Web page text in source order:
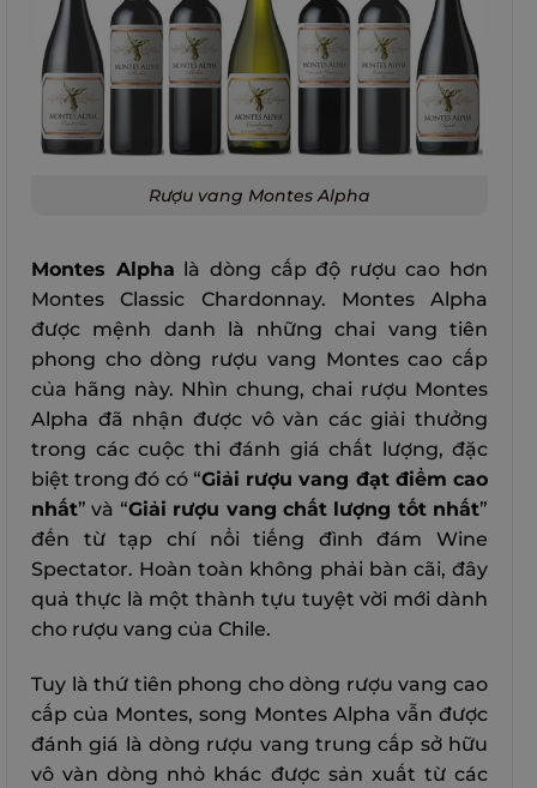
Rượu vang Montes Alpha
Montes Alpha là dòng cấp độ rượu cao hơn
Montes Classic Chardonnay. Montes Alpha
được mệnh danh là những chai vang tiên
phong cho dòng rượu vang Montes cao cấp
của hãng này. Nhìn chung, chai rượu Montes
Alpha đã nhận được vô vàn các giải thưởng
trong các cuộc thi đánh giá chất lượng, đặc
biệt trong đó có “Giải rượu vang đạt điểm cao
nhất” và “Giải rượu vang chất lượng tốt nhất”
đến từ tạp chí nổi tiếng đình đám Wine
Spectator. Hoàn toàn không phải bàn cãi, đây
quả thực là một thành tựu tuyệt vời mới dành
cho rượu vang của Chile.
Tuy là thứ tiên phong cho dòng rượu vang cao
cấp của Montes, song Montes Alpha vẫn được
đánh giá là dòng rượu vang trung cấp sở hữu
vô vàn dòng nhỏ khác được sản xuất từ các